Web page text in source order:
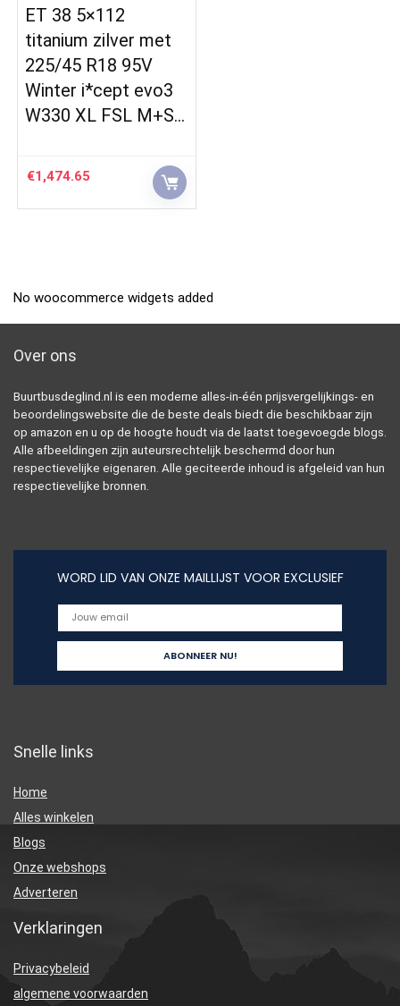
ET 38 5×112
titanium zilver met
225/45 R18 95V
Winter i*cept evo3
W330 XL FSL M+S…
€1,474.65
No woocommerce widgets added
Over ons
Buurtbusdeglind.nl is een moderne alles-in-één prijsvergelijkings- en
beoordelingswebsite die de beste deals biedt die beschikbaar zijn
op amazon en u op de hoogte houdt via de laatst toegevoegde blogs.
Alle afbeeldingen zijn auteursrechtelijk beschermd door hun
respectievelijke eigenaren. Alle geciteerde inhoud is afgeleid van hun
respectievelijke bronnen.
WORD LID VAN ONZE MAILLIJST VOOR EXCLUSIEF
Snelle links
Home
Alles winkelen
Blogs
Onze webshops
Adverteren
Verklaringen
Privacybeleid
algemene voorwaarden